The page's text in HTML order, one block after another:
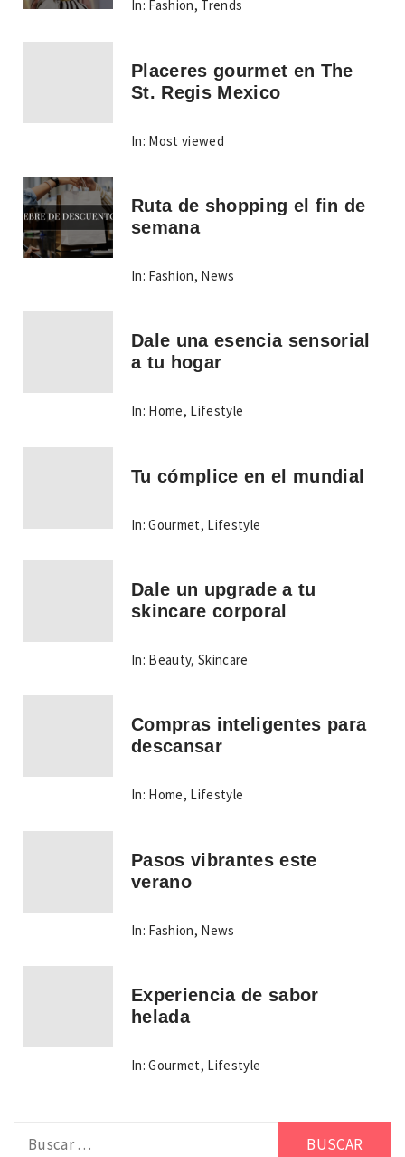
In: Fashion, Trends
Placeres gourmet en The
St. Regis Mexico
In: Most viewed
Ruta de shopping el fin de
semana
In: Fashion, News
Dale una esencia sensorial
a tu hogar
In: Home, Lifestyle
Tu cómplice en el mundial
In: Gourmet, Lifestyle
Dale un upgrade a tu
skincare corporal
In: Beauty,Skincare
Compras inteligentes para
descansar
In: Home, Lifestyle
Pasos vibrantes este
verano
In: Fashion, News
Experiencia de sabor
helada
In: Gourmet, Lifestyle